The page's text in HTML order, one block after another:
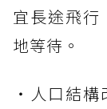
宜長途飛行
地等待。
・人口結